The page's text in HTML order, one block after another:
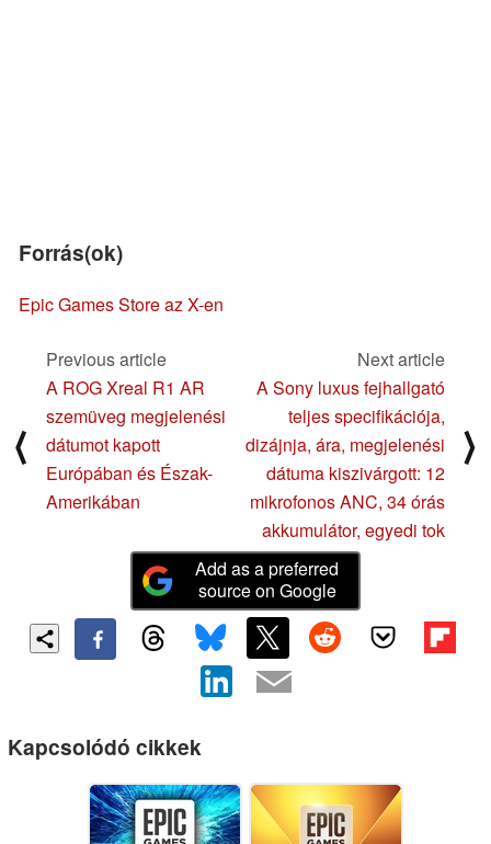
Forrás(ok)
Epic Games Store az X-en
⟨
Previous article
A ROG Xreal R1 AR
szemüveg megjelenési
dátumot kapott
Európában és Észak-
Amerikában
Next article
A Sony luxus fejhallgató
teljes specifikációja,
dizájnja, ára, megjelenési
dátuma kiszivárgott: 12
mikrofonos ANC, 34 órás
akkumulátor, egyedi tok
⟩
Add as a preferred
source on Google
Kapcsolódó cikkek